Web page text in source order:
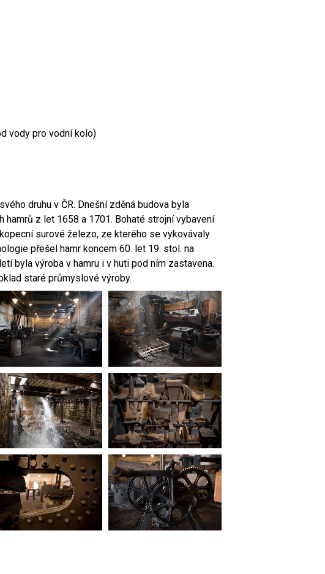
vody pro vodní kolo)
druhu v ČR. Dnešní zděná budova byla
z let 1658 a 1701. Bohaté strojní vybavení
surové železo, ze kterého se vykovávaly
přešel hamr koncem 60. let 19. stol. na
byla výroba v hamru i v huti pod ním zastavena.
staré průmyslové výroby.